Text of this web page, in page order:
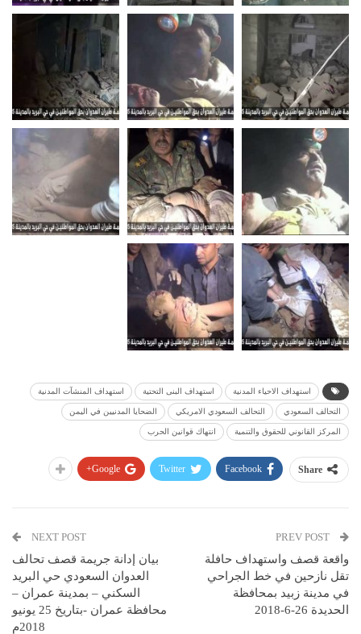
استهداف الاحياء المدنية استهداف البنى التحتية استهداف المنشآت المدنية
التحالف السعودي التحالف السعودي الامريكي الضحايا المدنيين في اليمن
المركز القانوني للحقوق والتنمية انتهاك قوانين الحرب
Share
Facebook
Twitter
Google+
واقعة قصف واستهداف حافلة
تقل نازحين في خط الجراحي
في مدينة زبيد بمحافظة
الحديدة 26-6-2018
NEXT POST
بيان إدانة جريمة قصف تحالف
العدوان السعودي حي البريد
السكني – بمدينة عمران –
محافظة عمران -بتاريخ 25 يونيو
2018م